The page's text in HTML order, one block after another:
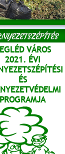
VÁROS
2021. ÉVI
ÉS
PROGRAMJA